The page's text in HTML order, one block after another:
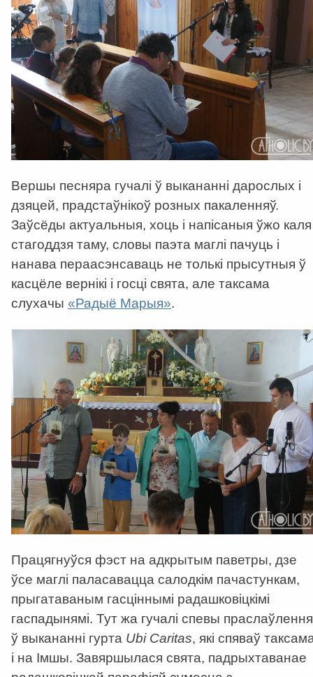
Вершы песняра гучалі ў выкананні дарослых і
дзяцей, прадстаўнікоў розных пакаленняў.
Заўсёды актуальныя, хоць і напісаныя ўжо каля
стагоддзя таму, словы паэта маглі пачуць і
нанава пераасэнсаваць не толькі прысутныя ў
касцёле вернікі і госці свята, але таксама
слухачы «Радыё Марыя».
Працягнуўся фэст на адкрытым паветры, дзе
ўсе маглі паласавацца салодкім пачастункам,
прыгатаваным гасціннымі радашковіцкімі
гаспадынямі. Тут жа гучалі спевы праслаўлення
ў выкананні гурта Ubi Caritas, які спяваў
і на Імшы. Завяршылася свята, падрыхтаванае